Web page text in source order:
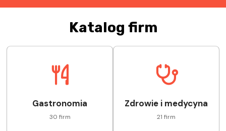
Katalog firm
Gastronomia
30 firm
Zdrowie i medycyna
21 firm